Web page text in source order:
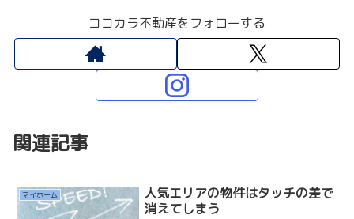
ココカラ不動産をフォローする
関連記事
マイホーム
人気エリアの物件はタッチの差で
消えてしまう